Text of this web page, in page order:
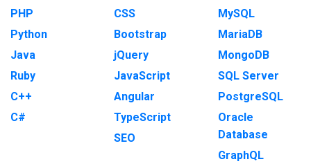
PHP
Python
Java
Ruby
C++
C#
CSS
Bootstrap
jQuery
JavaScript
Angular
TypeScript
SEO
MySQL
MariaDB
MongoDB
SQL Server
PostgreSQL
Oracle
Database
GraphQL